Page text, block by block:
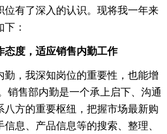
位有了深入的认识。现将我一年来
：
态度，适应销售内勤工作
，我深知岗位的重要性，也能增
销售部内勤是一个承上启下、沟通
八方的重要枢纽，把握市场最新购
息、产品信息等的搜索、整理、